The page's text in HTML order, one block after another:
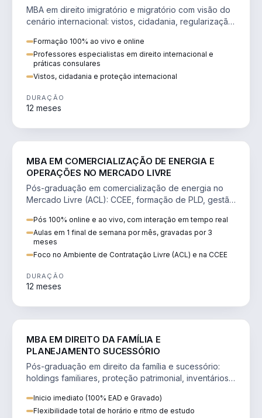
MBA em direito imigratório e migratório com visão do
cenário internacional: vistos, cidadania, regularização
Formação 100% ao vivo e online
Professores especialistas em direito internacional e
práticas consulares
Vistos, cidadania e proteção internacional
DURAÇÃO
12 meses
MBA EM COMERCIALIZAÇÃO DE ENERGIA E
OPERAÇÕES NO MERCADO LIVRE
Pós-graduação em comercialização de energia no
Mercado Livre (ACL): CCEE, formação de PLD, gestão
Pós 100% online e ao vivo, com interação em tempo real
Aulas em 1 final de semana por mês, gravadas por 3
meses
Foco no Ambiente de Contratação Livre (ACL) e na CCEE
DURAÇÃO
12 meses
MBA EM DIREITO DA FAMÍLIA E
PLANEJAMENTO SUCESSÓRIO
Pós-graduação em direito da família e sucessório:
holdings familiares, proteção patrimonial, inventários
Inicio imediato (100% EAD e Gravado)
Flexibilidade total de horário e ritmo de estudo